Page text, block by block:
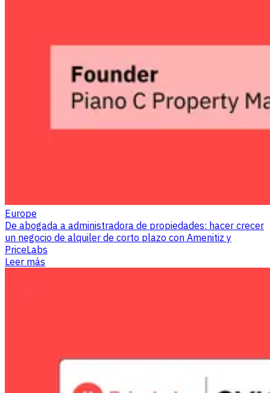
Europe
De abogada a administradora de propiedades: hacer crecer
un negocio de alquiler de corto plazo con Amenitiz y
PriceLabs
Leer más